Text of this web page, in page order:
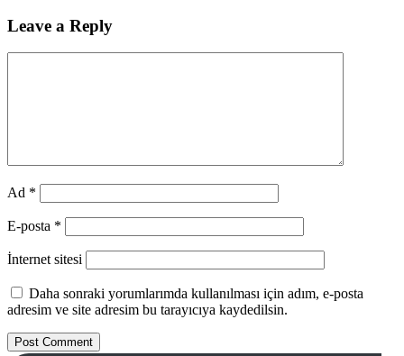
Leave a Reply
Ad *
E-posta *
İnternet sitesi
Daha sonraki yorumlarımda kullanılması için adım, e-posta
adresim ve site adresim bu tarayıcıya kaydedilsin.